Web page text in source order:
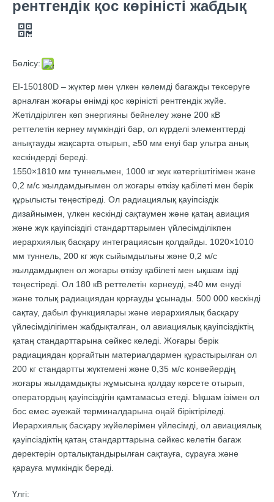
рентгендік қос көріністі жабдық
Бөлісу:
EI-150180D – жүктер мен үлкен көлемді багажды тексеруге
арналған жоғары өнімді қос көріністі рентгендік жүйе.
Жетілдірілген көп энергияны бейнелеу және 200 кВ
реттелетін кернеу мүмкіндігі бар, ол күрделі элементтерді
анықтауды жақсарта отырып, ≥50 мм енуі бар ультра анық
кескіндерді береді.
1550×1810 мм туннельмен, 1000 кг жүк көтергіштігімен және
0,2 м/с жылдамдығымен ол жоғары өткізу қабілеті мен берік
құрылысты теңестіреді. Ол радиациялық қауіпсіздік
дизайнымен, үлкен кескінді сақтаумен және қатаң авиация
және жүк қауіпсіздігі стандарттарымен үйлесімділікпен
иерархиялық басқару интеграциясын қолдайды. 1020×1010
мм туннель, 200 кг жүк сыйымдылығы және 0,2 м/с
жылдамдықпен ол жоғары өткізу қабілеті мен ықшам ізді
теңестіреді. Ол 180 кВ реттелетін кернеуді, ≥40 мм енуді
және толық радиациядан қорғауды ұсынады. 500 000 кескінді
сақтау, дабыл функциялары және иерархиялық басқару
үйлесімділігімен жабдықталған, ол авиациялық қауіпсіздіктің
қатаң стандарттарына сәйкес келеді. Жоғары берік
радиациядан қорғайтын материалдармен құрастырылған ол
200 кг стандартты жүктемені және 0,35 м/с конвейердің
жоғары жылдамдықты жұмысына қолдау көрсете отырып,
оператордың қауіпсіздігін қамтамасыз етеді. Ықшам ізімен ол
бос емес әуежай терминалдарына оңай біріктіріледі.
Иерархиялық басқару жүйелерімен үйлесімді, ол авиациялық
қауіпсіздіктің қатаң стандарттарына сәйкес келетін багаж
деректерін орталықтандырылған сақтауға, сұрауға және
қарауға мүмкіндік береді.
Үлгі: